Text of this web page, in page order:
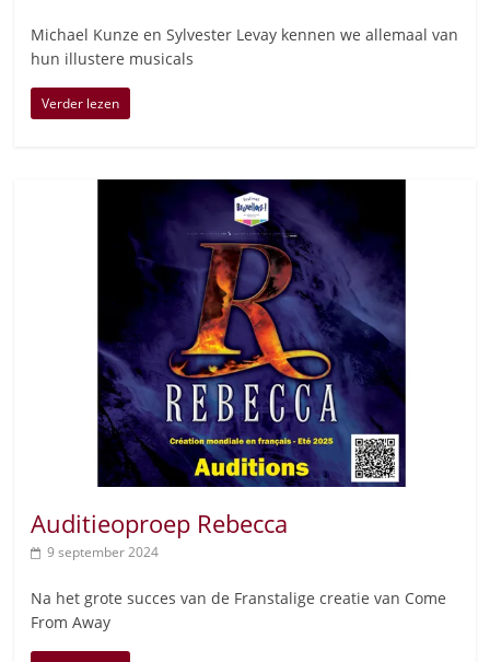
Michael Kunze en Sylvester Levay kennen we allemaal van
hun illustere musicals
Verder lezen
Auditieoproep Rebecca
9 september 2024
Na het grote succes van de Franstalige creatie van Come
From Away